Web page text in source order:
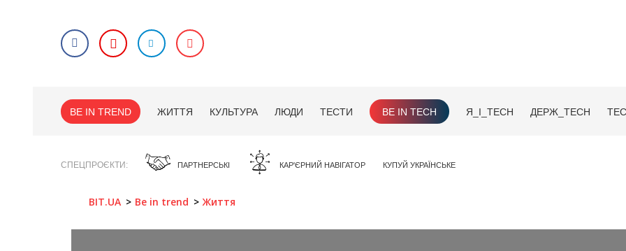
BE IN TREND ЖИТТЯ КУЛЬТУРА ЛЮДИ ТЕСТИ BE IN TECH Я_І_TECH ДЕРЖ_TECH
СПЕЦПРОЄКТИ ПАРТНЕРСЬКІ КАР'ЄРНИЙ НАВІГАТОР КУПУЙ УКРАЇНСЬКЕ
BIT.UA Be in trend Життя